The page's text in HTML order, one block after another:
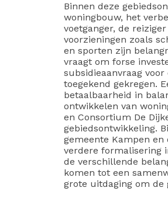
Binnen deze
woningbouw, het
voetganger, de
voorzieningen zoals
en sporten zijn
vraagt om forse
subsidieaanvraag
toegekend gekregen.
betaalbaarheid in
ontwikkelen van
en Consortium De
gebiedsontwikkeling.
gemeente Kampen
verdere formalisering
de verschillende
komen tot een
grote uitdaging om de